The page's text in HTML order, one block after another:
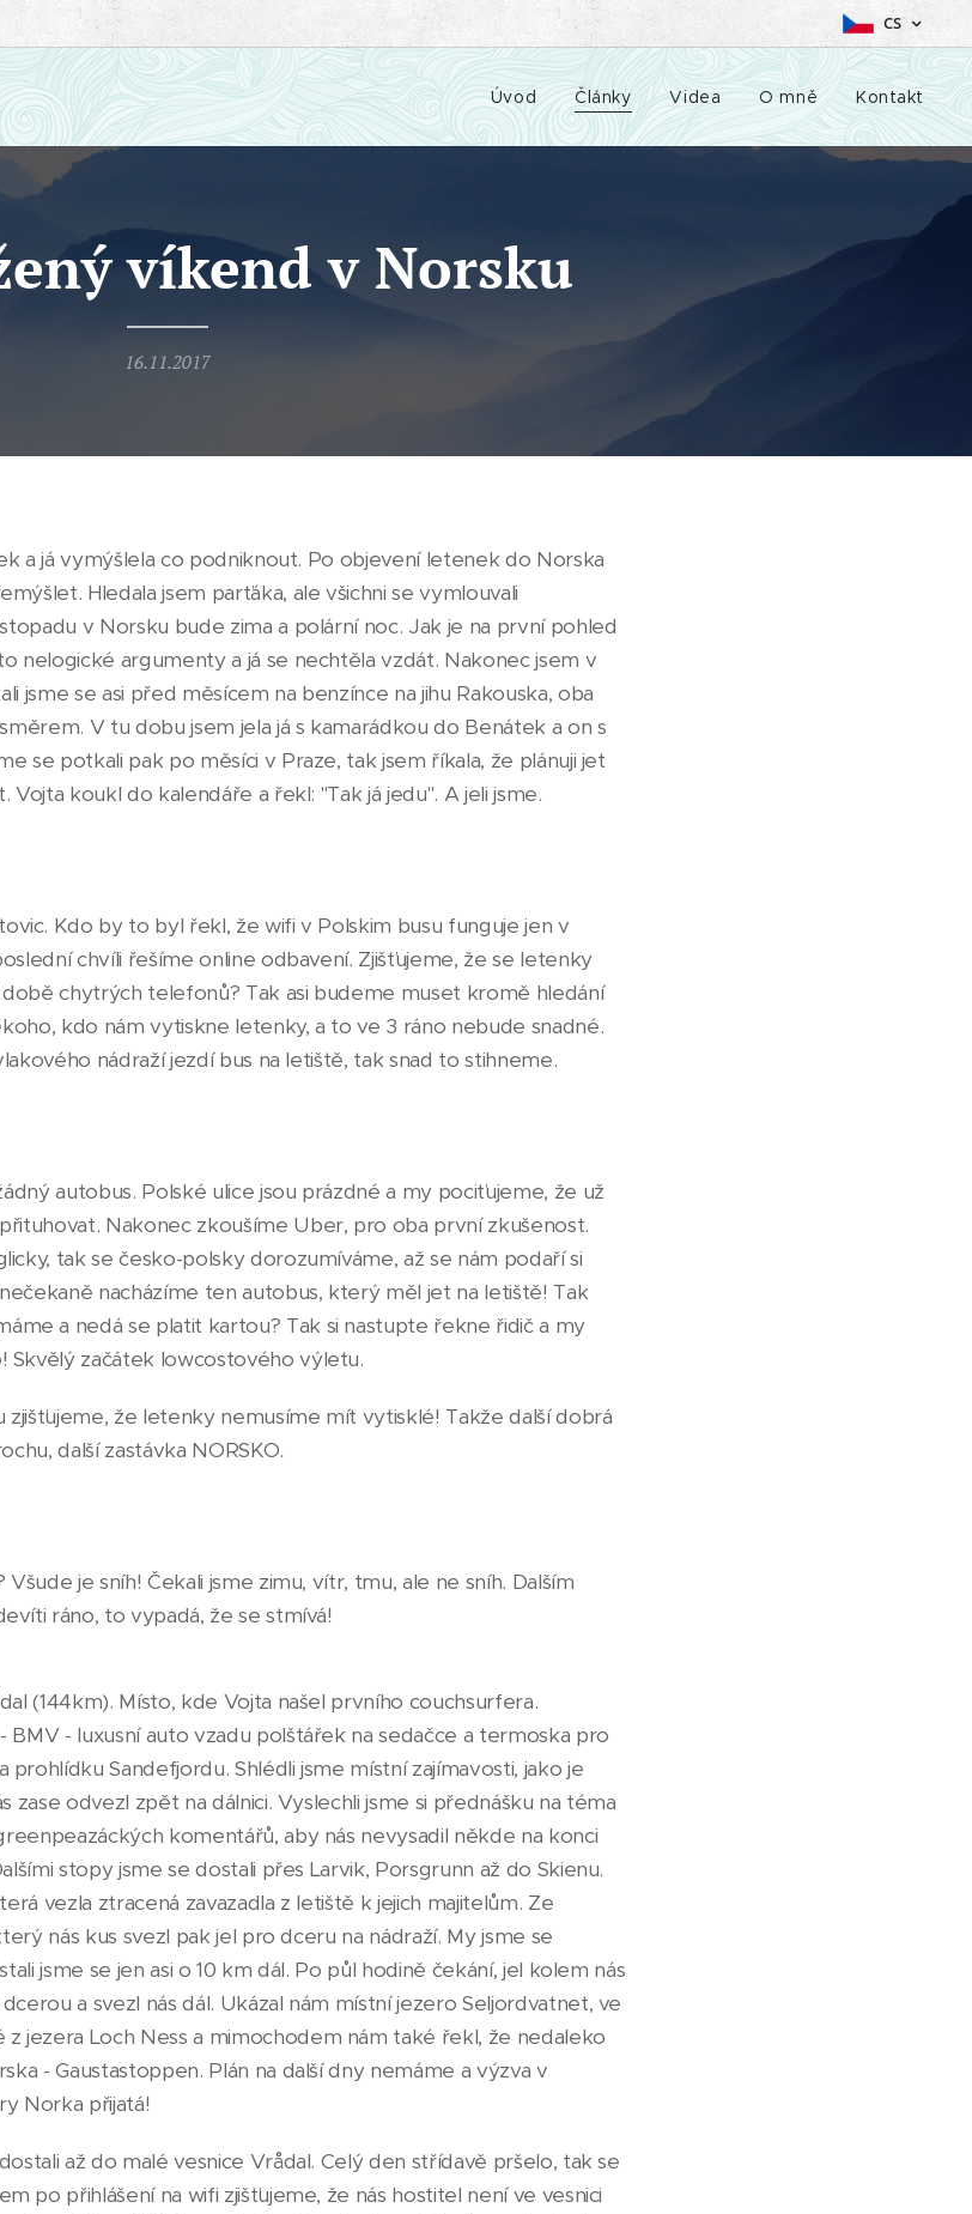
CS
Úvod Články Videa O mně Kontakt
víkend v Norsku
16.11.2017
a já vymýšlela co podniknout. Po objevení letenek do Norska
Hledala jsem parťáka, ale všichni se vymlouvali
v Norsku bude zima a polární noc. Jak je na první pohled
nelogické argumenty a já se nechtěla vzdát. Nakonec jsem v
jsme se asi před měsícem na benzínce na jihu Rakouska, oba
V tu dobu jsem jela já s kamarádkou do Benátek a on s
se potkali pak po měsíci v Praze, tak jsem říkala, že plánuji jet
Vojta koukl do kalendáře a řekl: "Tak já jedu". A jeli jsme.
Kdo by to byl řekl, že wifi v Polskim busu funguje jen v
chvíli řešíme online odbavení. Zjišťujeme, že se letenky
chytrých telefonů? Tak asi budeme muset kromě hledání
kdo nám vytiskne letenky, a to ve 3 ráno nebude snadné.
nádraží jezdí bus na letiště, tak snad to stihneme.
autobus. Polské ulice jsou prázdné a my pociťujeme, že už
Nakonec zkoušíme Uber, pro oba první zkušenost.
tak se česko-polsky dorozumíváme, až se nám podaří si
nacházíme ten autobus, který měl jet na letiště! Tak
a nedá se platit kartou? Tak si nastupte řekne řidič a my
Skvělý začátek lowcostového výletu.
zjišťujeme, že letenky nemusíme mít vytisklé! Takže další dobrá
další zastávka NORSKO.
je sníh! Čekali jsme zimu, vítr, tmu, ale ne sníh. Dalším
ráno, to vypadá, že se stmívá!
(144km). Místo, kde Vojta našel prvního couchsurfera.
BMV - luxusní auto vzadu polštářek na sedačce a termoska pro
prohlídku Sandefjordu. Shlédli jsme místní zajímavosti, jako je
zase odvezl zpět na dálnici. Vyslechli jsme si přednášku na téma
komentářů, aby nás nevysadil někde na konci
stopy jsme se dostali přes Larvik, Porsgrunn až do Skienu.
vezla ztracená zavazadla z letiště k jejich majitelům. Ze
nás kus svezl pak jel pro dceru na nádraží. My jsme se
jsme se jen asi o 10 km dál. Po půl hodině čekání, jel kolem nás
a svezl nás dál. Ukázal nám místní jezero Seljordvatnet, ve
jezera Loch Ness a mimochodem nám také řekl, že nedaleko
- Gaustastoppen. Plán na další dny nemáme a výzva v
Norka přijatá!
až do malé vesnice Vrådal. Celý den střídavě pršelo, tak se
po přihlášení na wifi zjišťujeme, že nás hostitel není ve vesnici